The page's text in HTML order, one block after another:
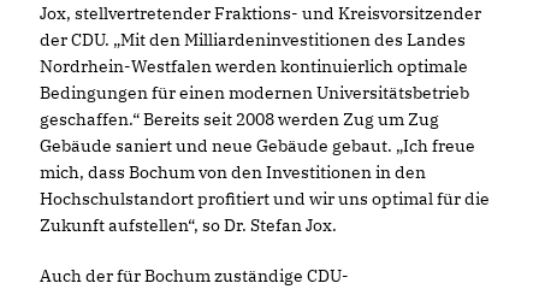
Jox, stellvertretender Fraktions- und Kreisvorsitzender
der CDU. „Mit den Milliardeninvestitionen des Landes
Nordrhein-Westfalen werden kontinuierlich optimale
Bedingungen für einen modernen Universitätsbetrieb
geschaffen.“ Bereits seit 2008 werden Zug um Zug
Gebäude saniert und neue Gebäude gebaut. „Ich freue
mich, dass Bochum von den Investitionen in den
Hochschulstandort profitiert und wir uns optimal für die
Zukunft aufstellen“, so Dr. Stefan Jox.
Auch der für Bochum zuständige CDU-